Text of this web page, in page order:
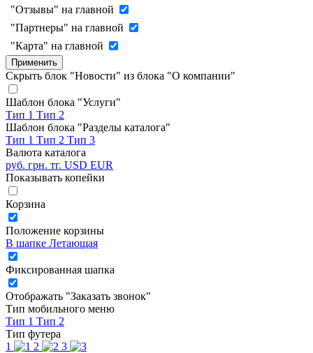
"Отзывы" на главной
"Партнеры" на главной
"Карта" на главной
Применить
Скрыть блок "Новости" из блока "О компании"
Шаблон блока "Услуги"
Тип 1 Тип 2
Шаблон блока "Разделы каталога"
Тип 1 Тип 2 Тип 3
Валюта каталога
руб. грн. тг. USD EUR
Показывать копейки
Корзина
Положение корзины
В шапке Летающая
Фиксированная шапка
Отображать "Заказать звонок"
Тип мобильного меню
Тип 1 Тип 2
Тип футера
1
2 3